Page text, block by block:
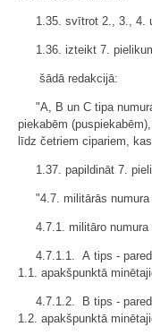
1.35. svītrot 2., 3., 4.
1.36. izteikt 7.
šādā redakcijā:
"A, B un C tipa
piekabēm
līdz četriem cipariem,
1.37. papildināt 7.
"4.7. militārās
4.7.1. militāro
4.7.1.1. A tips -
1.1. apakšpunktā
4.7.1.2. B tips -
1.2. apakšpunktā